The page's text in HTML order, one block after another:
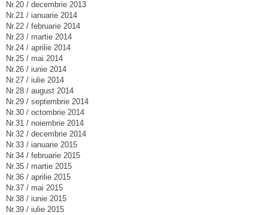
Nr.20 / decembrie 2013
Nr.21 / ianuarie 2014
Nr.22 / februarie 2014
Nr.23 / martie 2014
Nr.24 / aprilie 2014
Nr.25 / mai 2014
Nr.26 / iunie 2014
Nr.27 / iulie 2014
Nr.28 / august 2014
Nr.29 / septembrie 2014
Nr.30 / octombrie 2014
Nr.31 / noiembrie 2014
Nr.32 / decembrie 2014
Nr.33 / ianuarie 2015
Nr.34 / februarie 2015
Nr.35 / martie 2015
Nr.36 / aprilie 2015
Nr.37 / mai 2015
Nr.38 / iunie 2015
Nr.39 / iulie 2015